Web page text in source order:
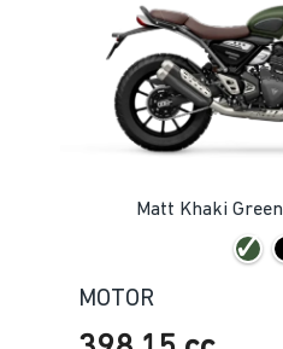
Matt Khaki
MOTOR